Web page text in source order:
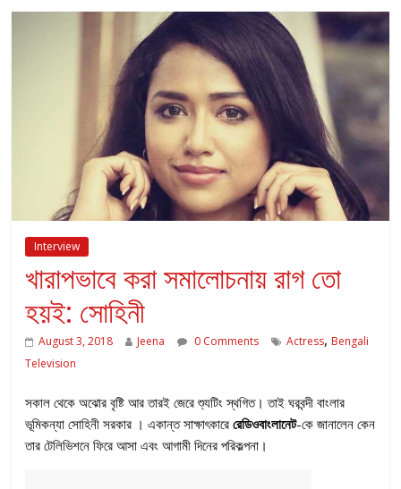
Interview
খারাপভাবে করা সমালোচনায় রাগ তো
হয়ই: সোহিনী
August 3, 2018 Jeena 0 Comments Actress, Bengali
Television
সকাল থেকে অঝোর বৃষ্টি আর তারই জেরে শ্যুটিং স্থগিত। তাই ঘরবন্দী বাংলার
ভূমিকন্যা সোহিনী সরকার । একান্ত সাক্ষাৎকারেরেডিওবাংলানেট-কে জানালেন কেন
তার টেলিভিশনে ফিরে আসা এবং আগামী দিনের পরিকল্পনা।